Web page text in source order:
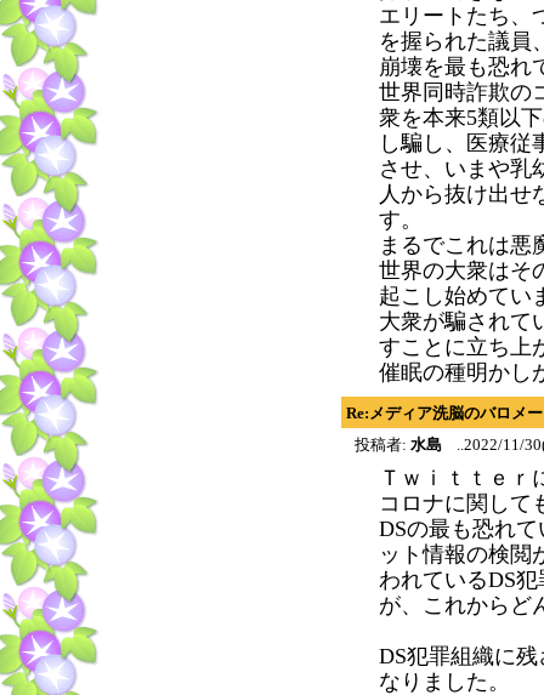
エリートたち、
を握られた議員
崩壊を最も恐れ
世界同時詐欺の
衆を本来5類以
し騙し、医療従
させ、いまや乳
人から抜け出せ
す。
まるでこれは悪
世界の大衆はそ
起こし始めてい
大衆が騙されて
すことに立ち上
催眠の種明かし
Re:メディア洗脳のバロメ
投稿者: 水島 ..2022/11/
Ｔｗｉｔｔｅｒ
コロナに関して
DSの最も恐れ
ット情報の検閲
われているDS
が、これからど
DS犯罪組織に
なりました。